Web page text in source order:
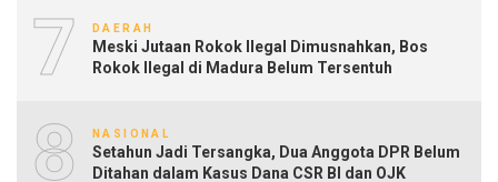
7 DAERAH
Meski Jutaan Rokok Ilegal Dimusnahkan, Bos
Rokok Ilegal di Madura Belum Tersentuh
8 NASIONAL
Setahun Jadi Tersangka, Dua Anggota DPR Belum
Ditahan dalam Kasus Dana CSR BI dan OJK